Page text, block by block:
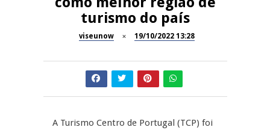
Festas do Concelho de Penalva
do Castelo
Amador de Abrunhosa-a-Velha
Now Opinião – Manuela
Antunes: Problemas nos
SÃO PEDRO DO SUL
turismo do país
viseunow 19/10/2022 13:28
A Turismo Centro de Portugal (TCP) foi